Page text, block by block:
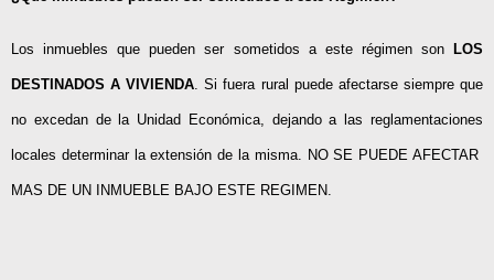
Los inmuebles que pueden ser sometidos a este régimen son LOS
DESTINADOS A VIVIENDA. Si fuera rural puede afectarse siempre que
no excedan de la Unidad Económica, dejando a las reglamentaciones
locales determinar la extensión de la misma. NO SE PUEDE AFECTAR
MAS DE UN INMUEBLE BAJO ESTE REGIMEN.